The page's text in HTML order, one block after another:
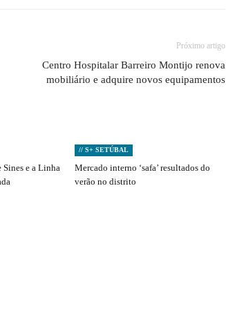
Próximo artigo
Centro Hospitalar Barreiro Montijo renova
mobiliário e adquire novos equipamentos
e a Linha
// S+ SETÚBAL
Mercado interno ‘safa’ resultados do
verão no distrito